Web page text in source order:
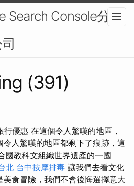
Search Console分析
(391)
優惠 在這個令人驚嘆的地區，
人驚嘆的地區都剩下了痕跡，這
國教科文組織世界遺產的一國
北 台中按摩排毒 讓我們去看文化
食冒險，我們不會後悔選擇意大